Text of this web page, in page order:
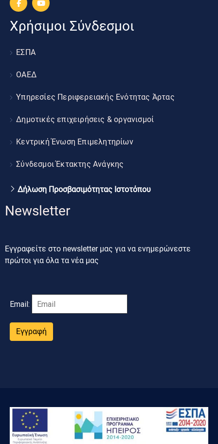
Χρήσιμοι Σύνδεσμοι
ΕΣΠΑ
ΟΑΕΔ
Υπηρεσίες Περιφερειακής Ενότητας Άρτας
Δημοτικές επιχειρήσεις & οργανισμοί
Κεντρική Ένωση Επιμελητηρίων
Σύνδεσμοι Έκτακτης Ανάγκης
Δήλωση Προσβασιμότητας Ιστοτόπου
Newsletter
Εγγραφείτε στο newsletter μας για να ενημερώνεστε
πρώτοι για όλα τα νέα μας
Email:
Εγγραφή